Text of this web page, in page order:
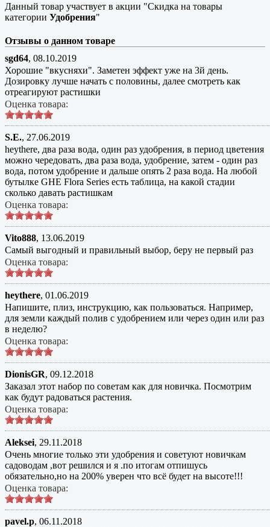
Данный товар участвует в акции "Скидка на товары
категории Удобрения"
Отзывы о данном товаре
sgd64, 08.10.2019
Хорошие "вкусняхи". Заметен эффект уже на 3й день.
Дозировку лучше начать с половины, далее смотреть как
отреагируют растишки
Оценка товара:
S.E., 27.06.2019
heythere, два раза вода, один раз удобрения, в период цветения
можно чередовать, два раза вода, удобрение, затем - один раз
вода, потом удобрение и дальше опять 2 раза вода. На любой
бутылке GHE Flora Series есть таблица, на какой стадии
сколько давать растишкам
Оценка товара:
Vito888, 13.06.2019
Самый выгодный и правильный выбор, беру не первый раз
Оценка товара:
heythere, 01.06.2019
Напишите, плиз, инструкцию, как пользоваться. Например,
для земли каждый полив с удобрением или через один или раз
в неделю?
Оценка товара:
DionisGR, 09.12.2018
Заказал этот набор по советам как для новичка. Посмотрим
как будут радоваться растения.
Оценка товара:
Aleksei, 29.11.2018
Очень многие только эти удобрения и советуют новичкам
садоводам ,вот решился и я .по итогам отпишусь
обязательно,но на 200% уверен что всё будет на высоте!!!
Оценка товара:
pavel.p, 06.11.2018